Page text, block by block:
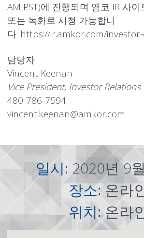
AM PST)에 진행되며 앰코 IR 사
또는 녹화로 시청 가능합니
다: https://ir.amkor.com/
담당자
Vincent Keenan
Vice President, Investor Relations
480-786-7594
vincent.keenan@amkor.com
일시: 2020년 9
장소:온라
위치:온라